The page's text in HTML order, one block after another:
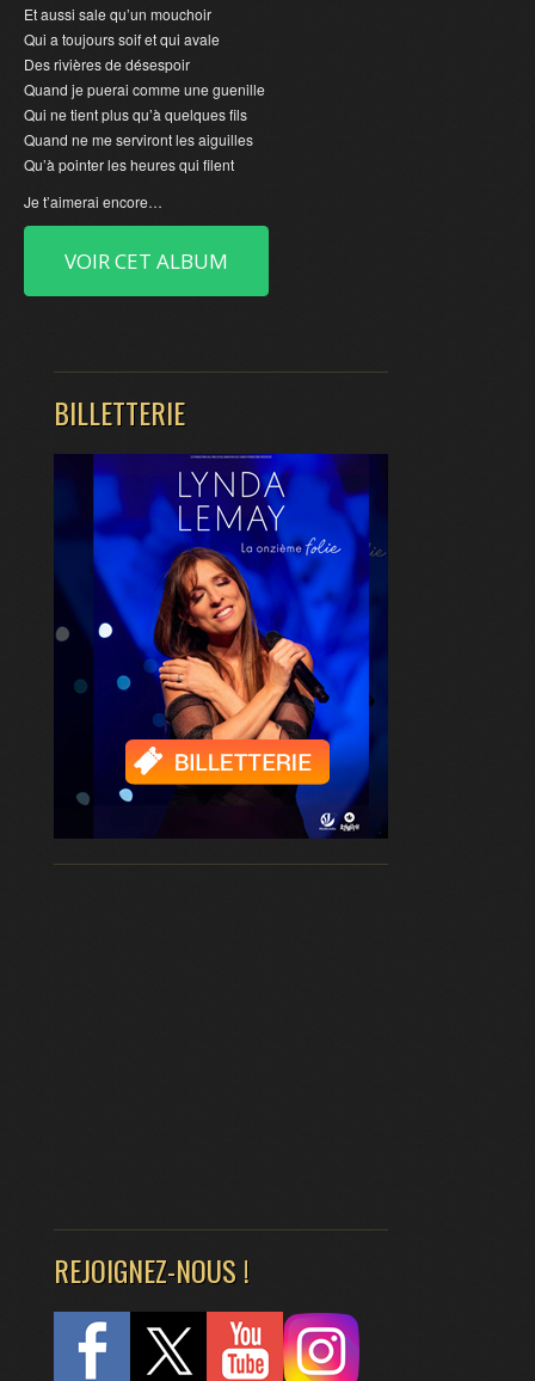
Et aussi sale qu’un mouchoir
Qui a toujours soif et qui avale
Des rivières de désespoir
Quand je puerai comme une guenille
Qui ne tient plus qu’à quelques fils
Quand ne me serviront les aiguilles
Qu’à pointer les heures qui filent
Je t’aimerai encore…
VOIR CET ALBUM
BILLETTERIE
REJOIGNEZ-NOUS !